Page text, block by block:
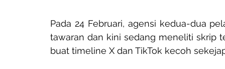
Pada 24 Februari, agensi kedua-dua
tawaran dan kini sedang meneliti skrip
buat timeline X dan TikTok kecoh